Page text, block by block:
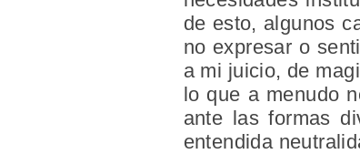
de esto, algunos
no expresar o
a mi juicio, de
lo que a menudo
ante las formas
entendida